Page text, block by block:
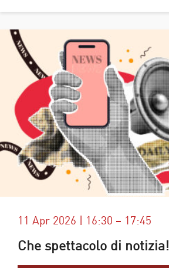
11 Apr 2026 | 16:30 – 17:45
Che spettacolo di notizia!